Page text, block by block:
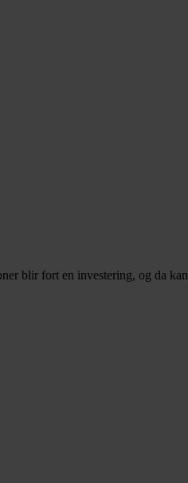
blir fort en investering, og da